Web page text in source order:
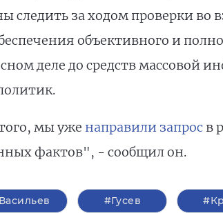
следить за ходом проверки во
объективного и
деле до средств массовой
мы уже направили запросв
фактов", - сообщил он.
#Гусев